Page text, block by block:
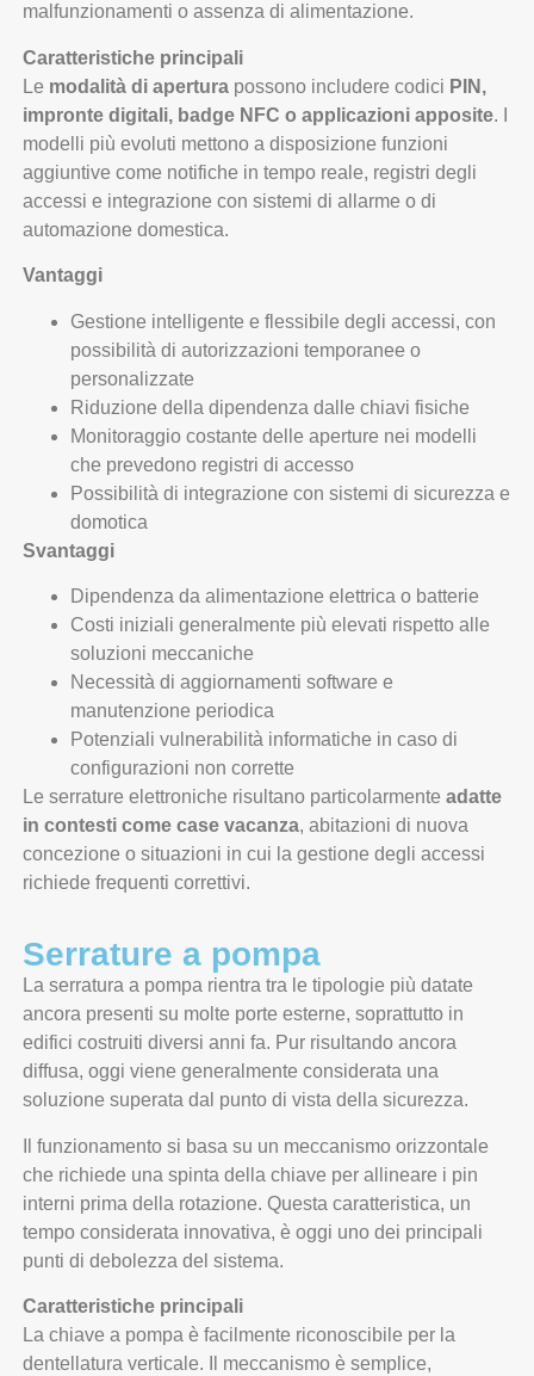
malfunzionamenti o assenza di alimentazione.
Caratteristiche principali
Le modalità di aperturapossono includere codici PIN,
impronte digitali, badge NFC o applicazioni apposite. I
modelli più evoluti mettono a disposizione funzioni
aggiuntive come notifiche in tempo reale, registri degli
accessi e integrazione con sistemi di allarme o di
automazione domestica.
Vantaggi
Gestione intelligente e flessibile degli accessi, con
possibilità di autorizzazioni temporanee o
personalizzate
Riduzione della dipendenza dalle chiavi fisiche
Monitoraggio costante delle aperture nei modelli
che prevedono registri di accesso
Possibilità di integrazione con sistemi di sicurezza e
domotica
Svantaggi
Dipendenza da alimentazione elettrica o batterie
Costi iniziali generalmente più elevati rispetto alle
soluzioni meccaniche
Necessità di aggiornamenti software e
manutenzione periodica
Potenziali vulnerabilità informatiche in caso di
configurazioni non corrette
Le serrature elettroniche risultano particolarmente adatte
in contesti come case vacanza, abitazioni di nuova
concezione o situazioni in cui la gestione degli accessi
richiede frequenti correttivi.
Serrature a pompa
La serratura a pompa rientra tra le tipologie più datate
ancora presenti su molte porte esterne, soprattutto in
edifici costruiti diversi anni fa. Pur risultando ancora
diffusa, oggi viene generalmente considerata una
soluzione superata dal punto di vista della sicurezza.
Il funzionamento si basa su un meccanismo orizzontale
che richiede una spinta della chiave per allineare i pin
interni prima della rotazione. Questa caratteristica, un
tempo considerata innovativa, è oggi uno dei principali
punti di debolezza del sistema.
Caratteristiche principali
La chiave a pompa è facilmente riconoscibile per la
dentellatura verticale. Il meccanismo è semplice,